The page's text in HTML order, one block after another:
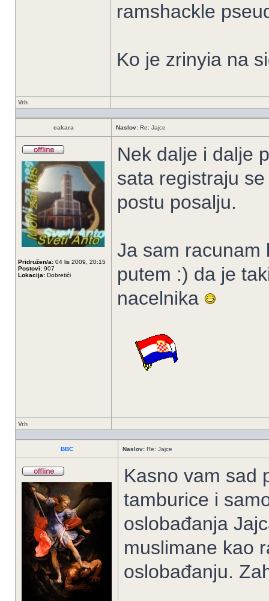
ramshackle
Ko je zrinyia na
Vrh
cakara Naslov: Re: Jajce
Pridružen/a: 04 lis 2009, 20:15
Postovi: 907
Lokacija: Dobretići
Nek dalje i dalje
sata registraju
postu posalju.
Ja sam racunam
putem :) da je
nacelnika
Vrh
BBC Naslov: Re: Jajce
Kasno vam sad
tamburice i
oslobađanja
muslimane kao
oslobađanju.